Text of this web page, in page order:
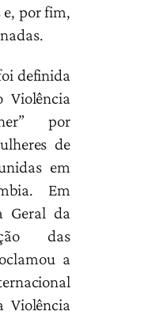
e, por fim,
definida
Violência
por
de
em
Em
Geral da
das
a
Violência